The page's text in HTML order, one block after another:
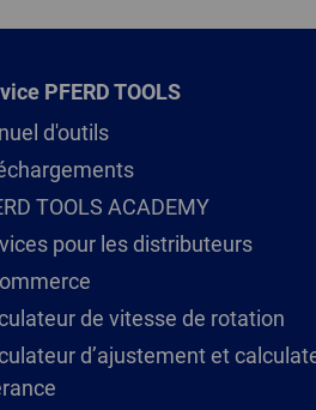
PFERD TOOLS
d'outils
TOOLS ACADEMY
pour les distributeurs
de vitesse de rotation
d’ajustement et